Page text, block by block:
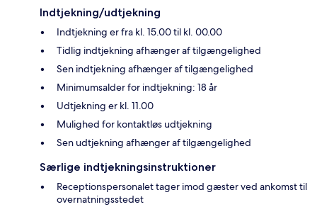
Indtjekning/udtjekning
Indtjekning er fra kl. 15.00 til kl. 00.00
Tidlig indtjekning afhænger af tilgængelighed
Sen indtjekning afhænger af tilgængelighed
Minimumsalder for indtjekning: 18 år
Udtjekning er kl. 11.00
Mulighed for kontaktløs udtjekning
Sen udtjekning afhænger af tilgængelighed
Særlige indtjekningsinstruktioner
Receptionspersonalet tager imod gæster ved ankomst til
overnatningsstedet